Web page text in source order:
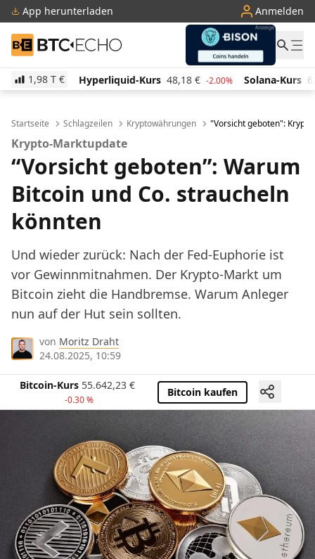
App herunterladen Anmelden
BTC-ECHO
1,98 T €
Hyperliquid-Kurs 48,18 € -2.00% Solana-Kurs 62,87 € -1.90%
Startseite Schlagzeilen Kryptowährungen "Vorsicht geboten":
Krypto-Marktupdate
“Vorsicht geboten”: Warum
Bitcoin und Co. straucheln
könnten
Und wieder zurück: Nach der Fed-Euphorie ist
vor Gewinnmitnahmen. Der Krypto-Markt um
Bitcoin zieht die Handbremse. Warum Anleger
nun auf der Hut sein sollten.
von Moritz Draht
24.08.2025, 10:59
Bitcoin-Kurs 55.642,23 €
-0.30 %
Bitcoin kaufen